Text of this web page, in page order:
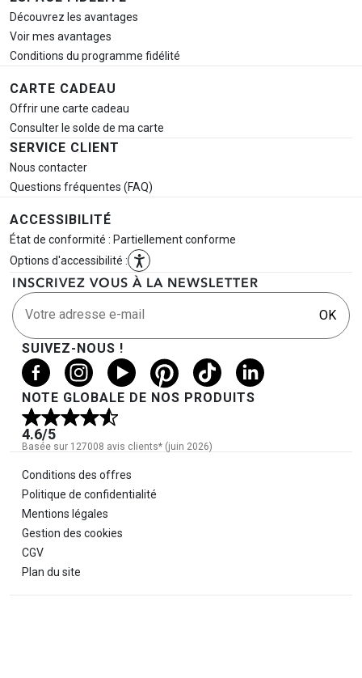
Découvrez les avantages
Voir mes avantages
Conditions du programme fidélité
CARTE CADEAU
Offrir une carte cadeau
Consulter le solde de ma carte
SERVICE CLIENT
Nous contacter
Questions fréquentes (FAQ)
ACCESSIBILITÉ
État de conformité : Partiellement conforme
Options d'accessibilité :
INSCRIVEZ VOUS À LA NEWSLETTER
Votre adresse e-mail OK
SUIVEZ-NOUS !
NOTE GLOBALE DE NOS PRODUITS
4.6/5
Basée sur 127008 avis clients* (juin 2026)
Informations légales
Conditions des offres
Politique de confidentialité
Mentions légales
Gestion des cookies
CGV
Plan du site